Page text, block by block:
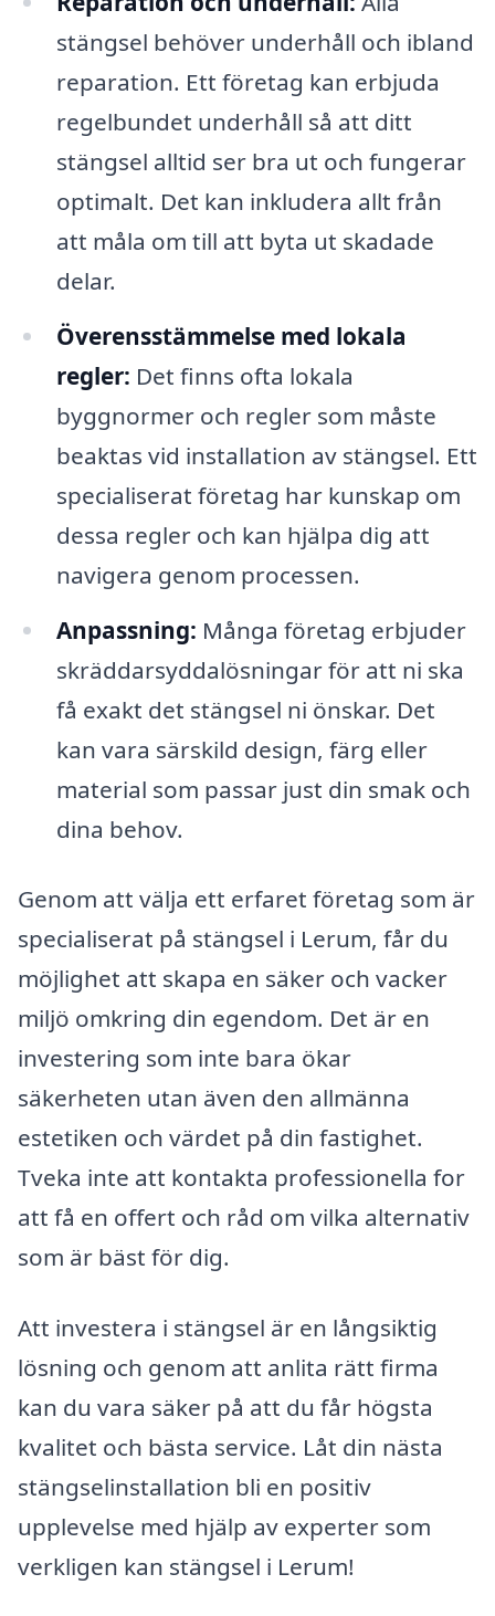
stängsel behöver underhåll och ibland
reparation. Ett företag kan erbjuda
regelbundet underhåll så att ditt
stängsel alltid ser bra ut och fungerar
optimalt. Det kan inkludera allt från
att måla om till att byta ut skadade
delar.
Överensstämmelse med lokala
regler: Det finns ofta lokala
byggnormer och regler som måste
beaktas vid installation av stängsel. Ett
specialiserat företag har kunskap om
dessa regler och kan hjälpa dig att
navigera genom processen.
Anpassning: Många företag erbjuder
skräddarsyddalösningar för att ni ska
få exakt det stängsel ni önskar. Det
kan vara särskild design, färg eller
material som passar just din smak och
dina behov.
Genom att välja ett erfaret företag som är
specialiserat på stängsel i Lerum, får du
möjlighet att skapa en säker och vacker
miljö omkring din egendom. Det är en
investering som inte bara ökar
säkerheten utan även den allmänna
estetiken och värdet på din fastighet.
Tveka inte att kontakta professionella for
att få en offert och råd om vilka alternativ
som är bäst för dig.
Att investera i stängsel är en långsiktig
lösning och genom att anlita rätt firma
kan du vara säker på att du får högsta
kvalitet och bästa service. Låt din nästa
stängselinstallation bli en positiv
upplevelse med hjälp av experter som
verkligen kan stängsel i Lerum!